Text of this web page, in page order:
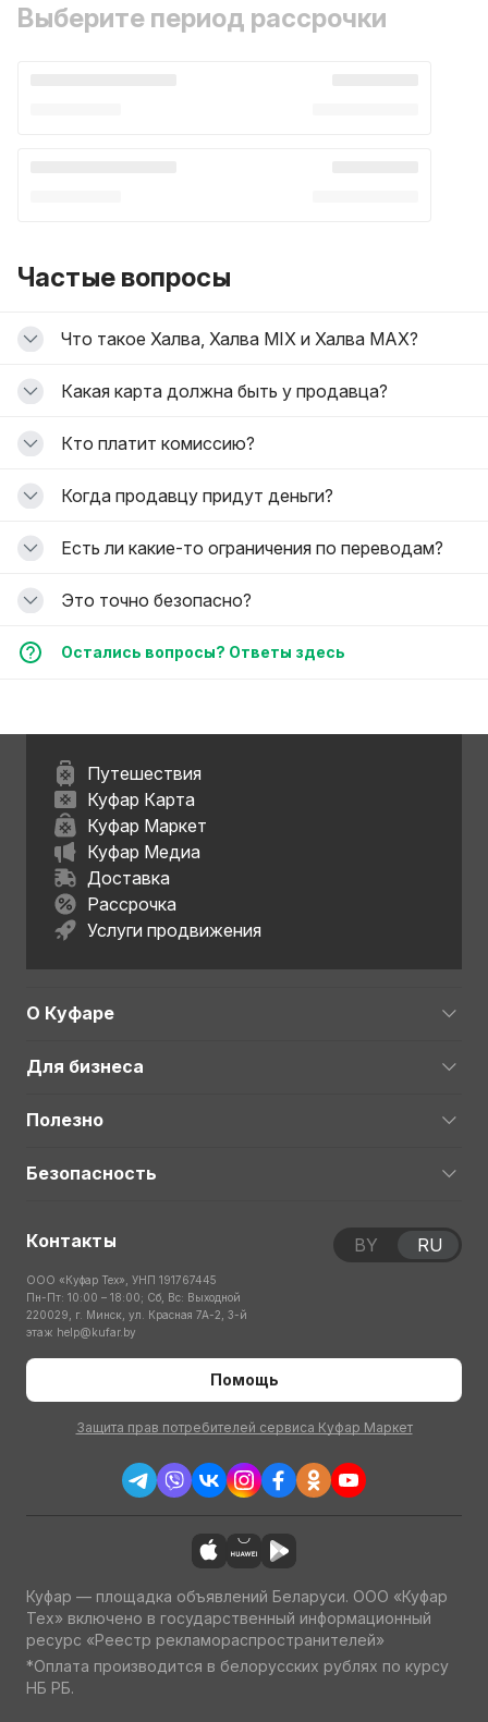
Выберите период рассрочки
Частые вопросы
Что такое Халва, Халва MIX и Халва MAX?
Какая карта должна быть у продавца?
Кто платит комиссию?
Когда продавцу придут деньги?
Есть ли какие-то ограничения по переводам?
Это точно безопасно?
Остались вопросы? Ответы здесь
Путешествия
Куфар Карта
Куфар Маркет
Куфар Медиа
Доставка
Рассрочка
Услуги продвижения
О Куфаре
Для бизнеса
Полезно
Безопасность
Контакты
ООО «Куфар Тех», УНП 191767445
Пн-Пт: 10:00 – 18:00; Сб, Вс: Выходной
220029, г. Минск, ул. Красная 7А-2, 3-й
этаж help@kufar.by
Помощь
Защита прав потребителей сервиса Куфар Маркет
BY RU
Куфар — площадка объявлений Беларуси. ООО «Куфар
Тех» включено в государственный информационный
ресурс «Реестр рекламораспространителей»
*Оплата производится в белорусских рублях по курсу
НБ РБ.